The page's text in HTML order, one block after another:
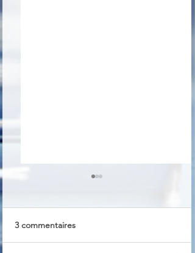
Homedale
3 commentaires